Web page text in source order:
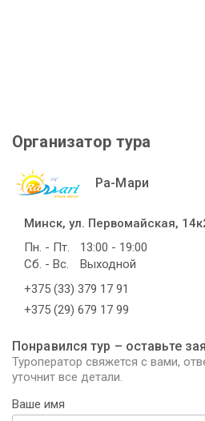
Организатор тура
Ра-Мари
Минск, ул. Первомайская,
Пн. - Пт.
13:00 - 19:00
Сб. - Вс.
Выходной
+375 (33) 379 17 91
+375 (29) 679 17 99
Понравился тур – оставьте
Туроператор свяжется с вами,
уточнит все детали.
Ваше имя